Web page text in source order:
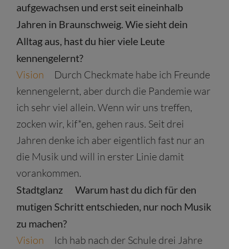
aufgewachsen und erst seit eineinhalb
Jahren in Braunschweig. Wie sieht dein
Alltag aus, hast du hier viele Leute
kennengelernt?
Vision Durch Checkmate habe ich Freunde
kennengelernt, aber durch die Pandemie war
ich sehr viel allein. Wenn wir uns treffen,
zocken wir, kif*en, gehen raus. Seit drei
Jahren denke ich aber eigentlich fast nur an
die Musik und will in erster Linie damit
vorankommen.
Stadtglanz
Warum hast du dich für den
mutigen Schritt entschieden, nur noch Musik
zu machen?
Vision Ich hab nach der Schule drei Jahre